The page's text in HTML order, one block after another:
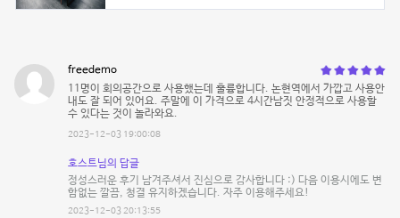
freedemo
11명이 회의공간으로 사용했는데 훌륭합니다. 논현역에서 가깝고 사용안
내도 잘 되어 있어요. 주말에 이 가격으로 4시간남짓 안정적으로 사용할
수 있다는 것이 놀라와요.
2023-12-03 19:00:08
호스트님의 답글
정성스러운 후기 남겨주셔서 진심으로 감사합니다 :) 다음 이용시에도 변
함없는 깔끔, 청결 유지하겠습니다. 자주 이용해주세요!
2023-12-03 20:13:55